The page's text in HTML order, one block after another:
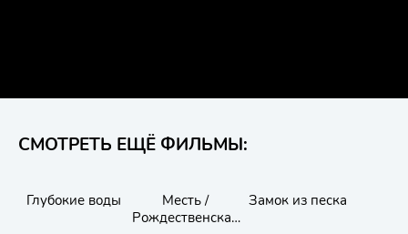
СМОТРЕТЬ ЕЩЁ ФИЛЬМЫ:
Глубокие воды
Месть /
Рождественская
Замок из песка